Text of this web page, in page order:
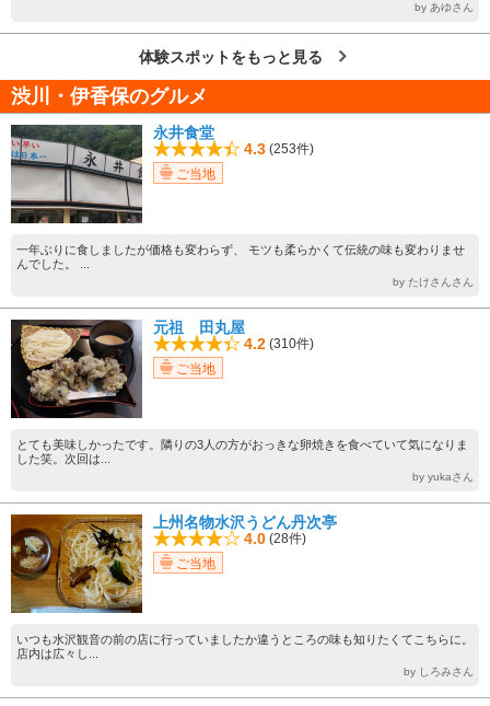
by あゆさん
体験スポットをもっと見る
渋川・伊香保のグルメ
永井食堂
4.3 (253件)
ご当地
一年ぶりに食しましたが価格も変わらず、 モツも柔らかくて伝統の味も変わりませ
んでした。 ...
by たけさんさん
元祖 田丸屋
4.2 (310件)
ご当地
とても美味しかったです。隣りの3人の方がおっきな卵焼きを食べていて気になりま
した笑。次回は...
by yukaさん
上州名物水沢うどん丹次亭
4.0 (28件)
ご当地
いつも水沢観音の前の店に行っていましたか違うところの味も知りたくてこちらに。
店内は広々し...
by しろみさん